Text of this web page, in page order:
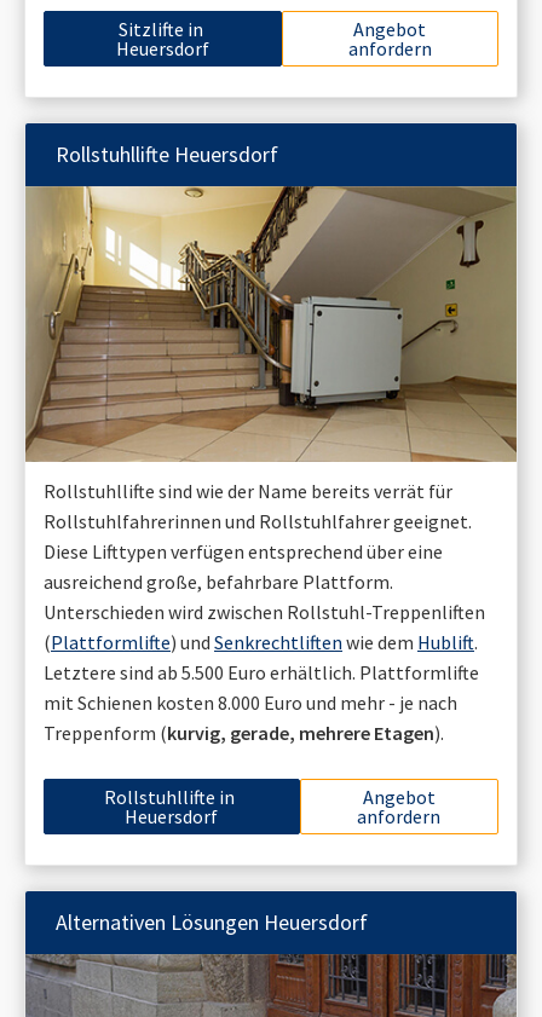
Sitzlifte in
Heuersdorf
Angebot
anfordern
Rollstuhllifte Heuersdorf
Rollstuhllifte sind wie der Name bereits verrät für
Rollstuhlfahrerinnen und Rollstuhlfahrer geeignet.
Diese Lifttypen verfügen entsprechend über eine
ausreichend große, befahrbare Plattform.
Unterschieden wird zwischen Rollstuhl-Treppenliften
(Plattformlifte) und Senkrechtliften wie dem Hublift.
Letztere sind ab 5.500 Euro erhältlich. Plattformlifte
mit Schienen kosten 8.000 Euro und mehr - je nach
Treppenform (kurvig, gerade, mehrere Etagen).
Rollstuhllifte in
Heuersdorf
Angebot
anfordern
Alternativen Lösungen Heuersdorf